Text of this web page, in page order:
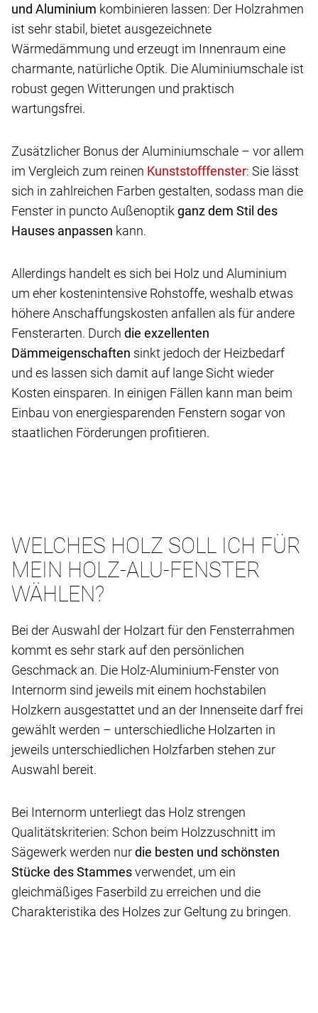
und Aluminium kombinieren lassen: Der Holzrahmen
ist sehr stabil, bietet ausgezeichnete
Wärmedämmung und erzeugt im Innenraum eine
charmante, natürliche Optik. Die Aluminiumschale ist
robust gegen Witterungen und praktisch
wartungsfrei.
Zusätzlicher Bonus der Aluminiumschale – vor allem
im Vergleich zum reinen
: Sie lässt
sich in zahlreichen Farben gestalten, sodass man die
Fenster in puncto Außenoptik ganz dem Stil des
Hauses anpassen kann.
Allerdings handelt es sich bei Holz und Aluminium
um eher kostenintensive Rohstoffe, weshalb etwas
höhere Anschaffungskosten anfallen als für andere
Fensterarten. Durch die exzellenten
Dämmeigenschaften sinkt jedoch der Heizbedarf
und es lassen sich damit auf lange Sicht wieder
Kosten einsparen. In einigen Fällen kann man beim
Einbau von energiesparenden Fenstern sogar von
staatlichen Förderungen profitieren.
WELCHES HOLZ SOLL ICH FÜR
MEIN HOLZ-ALU-FENSTER
WÄHLEN?
Bei der Auswahl der Holzart für den Fensterrahmen
kommt es sehr stark auf den persönlichen
Geschmack an. Die Holz-Aluminium-Fenster von
Internorm sind jeweils mit einem hochstabilen
Holzkern ausgestattet und an der Innenseite darf frei
gewählt werden – unterschiedliche Holzarten in
jeweils unterschiedlichen Holzfarben stehen zur
Auswahl bereit.
Bei Internorm unterliegt das Holz strengen
Qualitätskriterien: Schon beim Holzzuschnitt im
Sägewerk werden nurdie besten und schönsten
Stücke des Stammesverwendet, um ein
gleichmäßiges Faserbild zu erreichen und die
Charakteristika des Holzes zur Geltung zu bringen.